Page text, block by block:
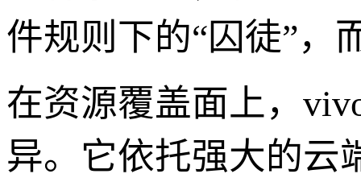
件规则下的“囚徒”，
在资源覆盖面上，
异。它依托强大的云